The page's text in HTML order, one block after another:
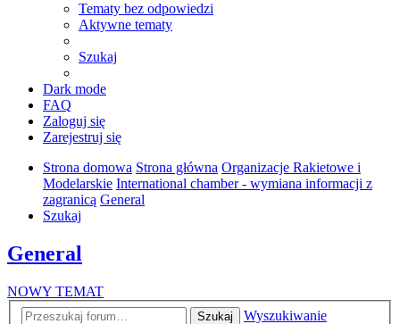
Tematy bez odpowiedzi
Aktywne tematy
Szukaj
Dark mode
FAQ
Zaloguj się
Zarejestruj się
Strona domowa Strona główna Organizacje Rakietowe i
Modelarskie International chamber - wymiana informacji z
zagranicą General
Szukaj
General
NOWY TEMAT
Szukaj
Wyszukiwanie